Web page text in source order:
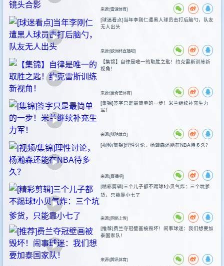
来源:[雷速体育]
[球迷看点]当年李刚仁遭黑人球员击打后脑勺，队友
无人出头
来源:[欧洲杯直播吧]
【集锦】自律是唯一的取胜之匙！约克雷斯训练新
视角！
来源:[爱奇艺体育]
[集锦]签字只是最简单的一步！米兰继续补充生力
军！
来源:[咪咕体育]
[视频/集锦]理性讨论，杨瀚森还能在NBA待多久？
来源:[直播吧]
[精彩剪辑]三个儿子都不踢球❗️小贝气炸：三个坑爹
货，只能靠小七了
来源:[网络上传]
[推荐]费兰夺冠壁画被毁坏！闹事球迷：我们想要加
泰国家队！
来源:[腾讯体育]